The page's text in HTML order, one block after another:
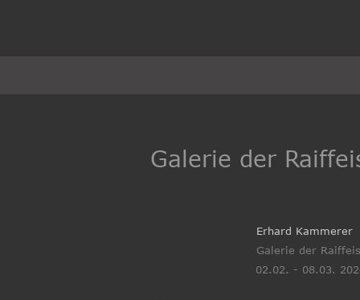
Galerie der
Erhard Kammerer
Galerie der
02.02. - 08.03.